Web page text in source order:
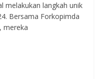
melakukan langkah unik
Bersama Forkopimda
mereka